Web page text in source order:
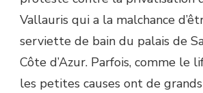
Vallauris qui a la malchance
serviette de bain du palais de
Côte d’Azur. Parfois, comme le
les petites causes ont de